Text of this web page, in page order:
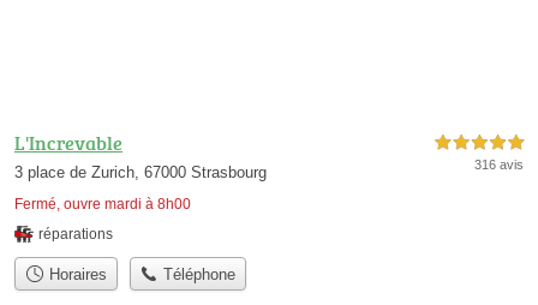
L'Increvable
3 place de Zurich, 67000 Strasbourg
Fermé, ouvre mardi à 8h00
5,0 étoiles sur 5
316 avis
réparations
Horaires Téléphone